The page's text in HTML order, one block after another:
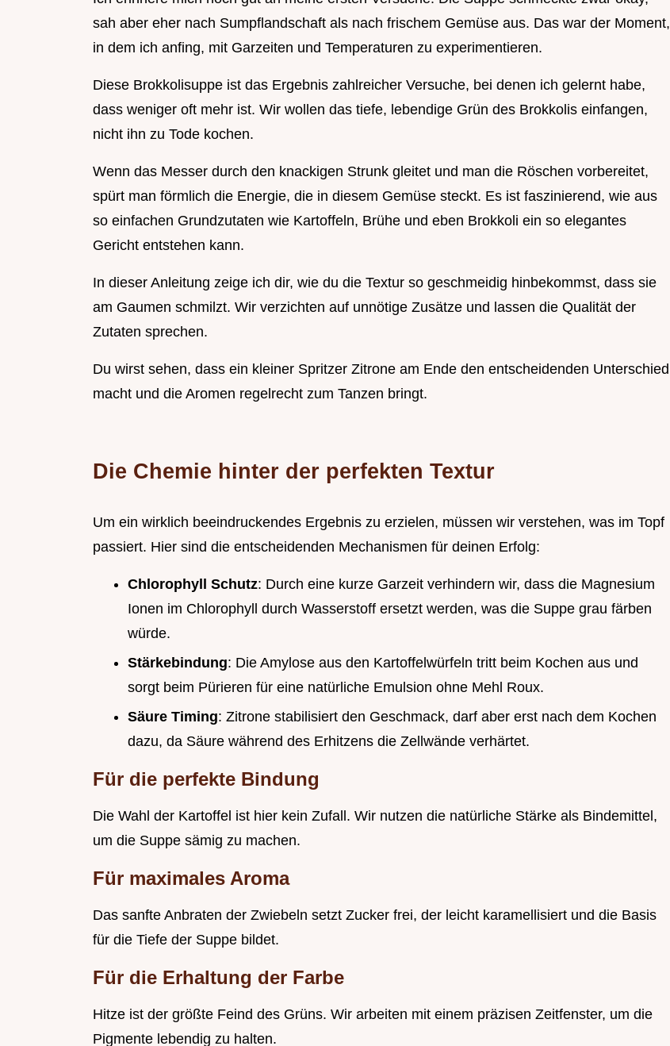
sah aber eher nach Sumpflandschaft als nach frischem Gemüse aus. Das war der Moment,
in dem ich anfing, mit Garzeiten und Temperaturen zu experimentieren.
Diese Brokkolisuppe ist das Ergebnis zahlreicher Versuche, bei denen ich gelernt habe,
dass weniger oft mehr ist. Wir wollen das tiefe, lebendige Grün des Brokkolis einfangen,
nicht ihn zu Tode kochen.
Wenn das Messer durch den knackigen Strunk gleitet und man die Röschen vorbereitet,
spürt man förmlich die Energie, die in diesem Gemüse steckt. Es ist faszinierend, wie aus
so einfachen Grundzutaten wie Kartoffeln, Brühe und eben Brokkoli ein so elegantes
Gericht entstehen kann.
In dieser Anleitung zeige ich dir, wie du die Textur so geschmeidig hinbekommst, dass sie
am Gaumen schmilzt. Wir verzichten auf unnötige Zusätze und lassen die Qualität der
Zutaten sprechen.
Du wirst sehen, dass ein kleiner Spritzer Zitrone am Ende den entscheidenden Unterschied
macht und die Aromen regelrecht zum Tanzen bringt.
Die Chemie hinter der perfekten Textur
Um ein wirklich beeindruckendes Ergebnis zu erzielen, müssen wir verstehen, was im Topf
passiert. Hier sind die entscheidenden Mechanismen für deinen Erfolg:
Chlorophyll Schutz: Durch eine kurze Garzeit verhindern wir, dass die Magnesium
Ionen im Chlorophyll durch Wasserstoff ersetzt werden, was die Suppe grau färben
würde.
Stärkebindung: Die Amylose aus den Kartoffelwürfeln tritt beim Kochen aus und
sorgt beim Pürieren für eine natürliche Emulsion ohne Mehl Roux.
Säure Timing: Zitrone stabilisiert den Geschmack, darf aber erst nach dem Kochen
dazu, da Säure während des Erhitzens die Zellwände verhärtet.
Für die perfekte Bindung
Die Wahl der Kartoffel ist hier kein Zufall. Wir nutzen die natürliche Stärke als Bindemittel,
um die Suppe sämig zu machen.
Für maximales Aroma
Das sanfte Anbraten der Zwiebeln setzt Zucker frei, der leicht karamellisiert und die Basis
für die Tiefe der Suppe bildet.
Für die Erhaltung der Farbe
Hitze ist der größte Feind des Grüns. Wir arbeiten mit einem präzisen Zeitfenster, um die
Pigmente lebendig zu halten.